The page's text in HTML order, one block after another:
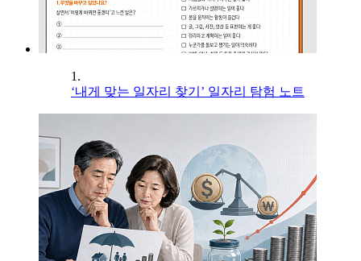
1.
‘내게 맞는 일자리 찾기’ 일자리 탐험 노트